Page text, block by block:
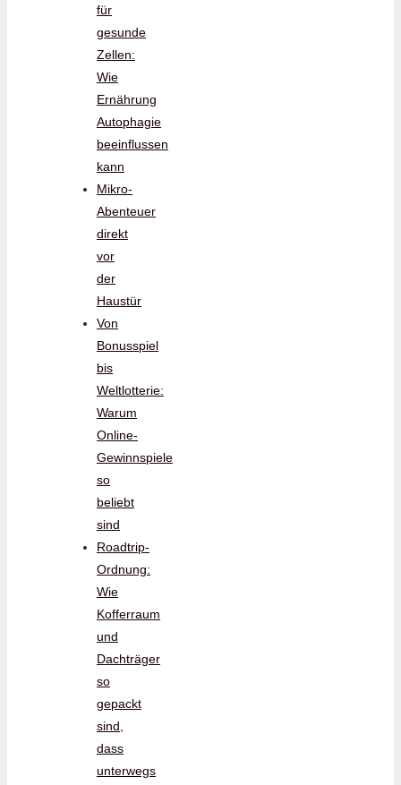
für
gesunde
Zellen:
Wie
Ernährung
Autophagie
beeinflussen
kann
Mikro-
Abenteuer
direkt
vor
der
Haustür
Von
Bonusspiel
bis
Weltlotterie:
Warum
Online-
Gewinnspiele
so
beliebt
sind
Roadtrip-
Ordnung:
Wie
Kofferraum
und
Dachträger
so
gepackt
sind,
dass
unterwegs